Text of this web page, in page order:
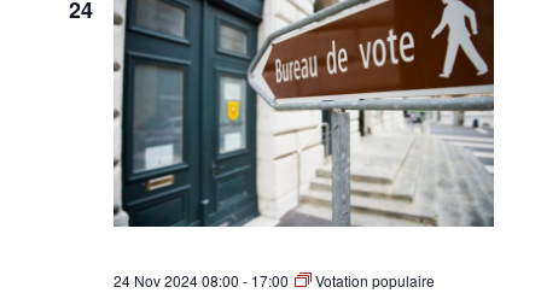
24
24 Nov 2024 08:00 - 17:00 Votation populaire